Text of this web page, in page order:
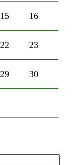
15 16
22 23
29 30